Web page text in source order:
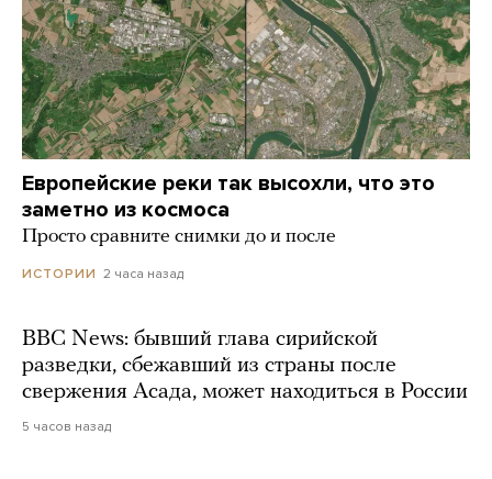
Европейские реки так высохли, что это
заметно из космоса
Просто сравните снимки до и после
ИСТОРИИ 2 часа назад
BBC News: бывший глава сирийской
разведки, сбежавший из страны после
свержения Асада, может находиться в России
5 часов назад